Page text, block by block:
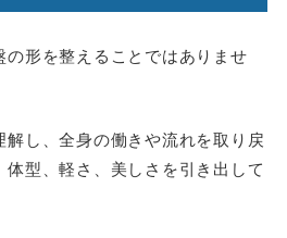
形を整えることではありませ
し、全身の働きや流れを取り戻
型、軽さ、美しさを引き出して